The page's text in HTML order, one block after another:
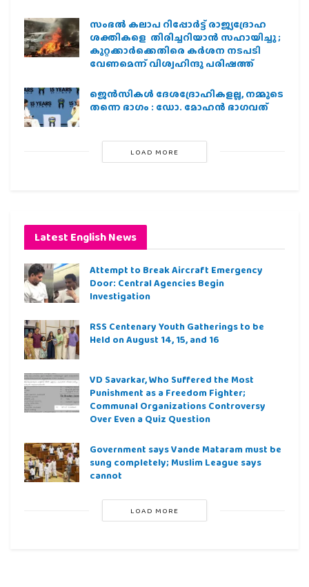
സംഭൽ കലാപ റിപ്പോർട്ട് രാജ്യദ്രോഹ
ശക്തികളെ തിരിച്ചറിയാൻ സഹായിച്ചു ;
കുറ്റക്കാർക്കെതിരെ കർശന നടപടി
വേണമെന്ന് വിശ്വഹിന്ദു പരിഷത്ത്
ജെന്‍സികള്‍ ദേശദ്രോഹികളല്ല, നമ്മുടെ
തന്നെ ഭാഗം : ഡോ. മോഹന്‍ ഭാഗവത്
LOAD MORE
Latest English News
Attempt to Break Aircraft Emergency
Door: Central Agencies Begin
Investigation
RSS Centenary Youth Gatherings to be
Held on August 14, 15, and 16
VD Savarkar, Who Suffered the Most
Punishment as a Freedom Fighter;
Communal Organizations Controversy
Over Even a Quiz Question
Government says Vande Mataram must be
sung completely; Muslim League says
cannot
LOAD MORE